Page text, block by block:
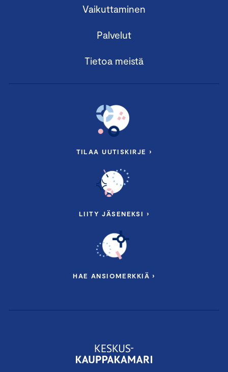
Vaikuttaminen
Palvelut
Tietoa meistä
TILAA UUTISKIRJE ›
LIITY JÄSENEKSI ›
HAE ANSIOMERKKIÄ ›